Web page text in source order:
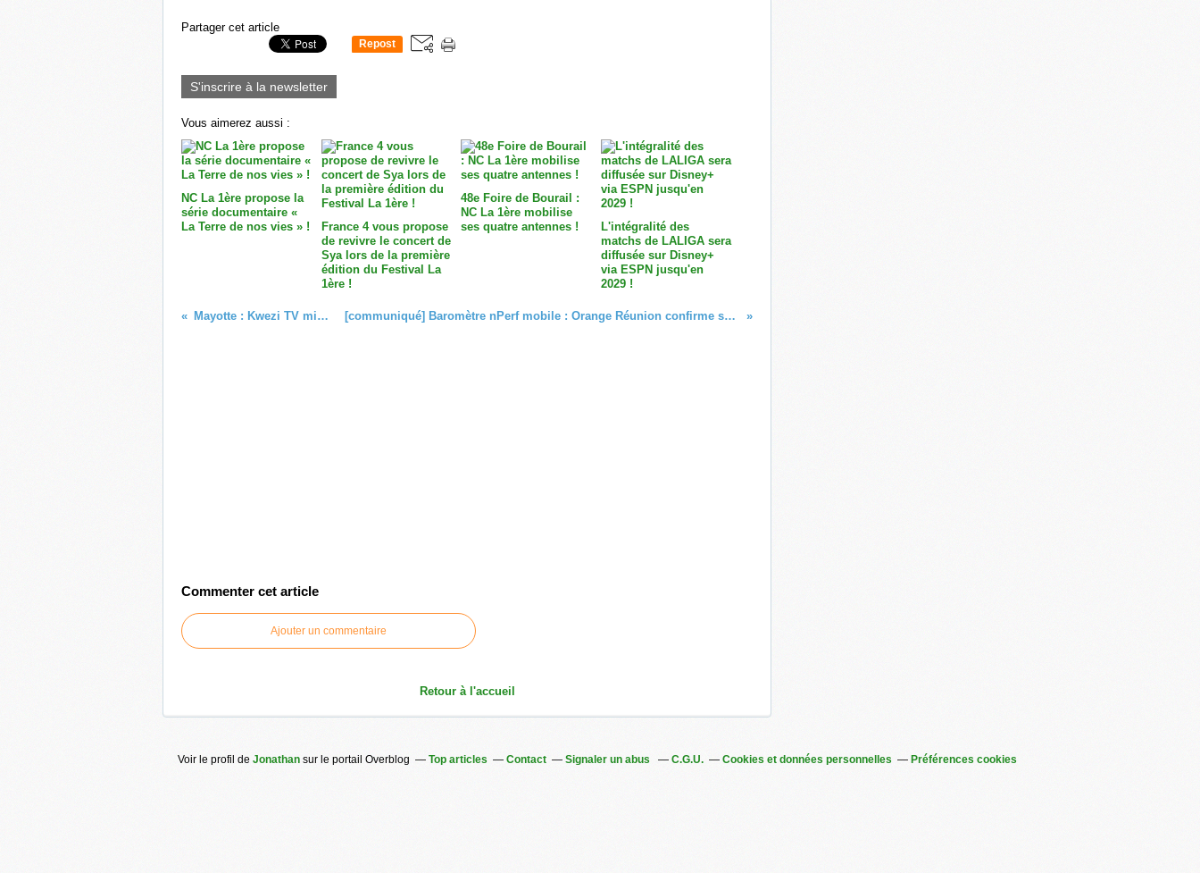
Partager cet article
Repost
S'inscrire à la newsletter
Vous aimerez aussi :
NC La 1ère propose la
série documentaire «
La Terre de nos vies » !
France 4 vous propose
de revivre le concert de
Sya lors de la première
édition du Festival La
1ère !
48e Foire de Bourail :
NC La 1ère mobilise
ses quatre antennes !
L'intégralité des
matchs de LALIGA sera
diffusée sur Disney+
via ESPN jusqu'en
2029 !
Mayotte : Kwezi TV mise en garde ! [communiqué] Baromètre nPerf mobile : Orange Réunion confirme sa position de leader en 2024 !
Commenter cet article
Ajouter un commentaire
Retour à l'accueil
Voir le profil de Jonathan sur le portail Overblog Top articles Contact Signaler un abus C.G.U. Cookies et données personnelles Préférences cookies